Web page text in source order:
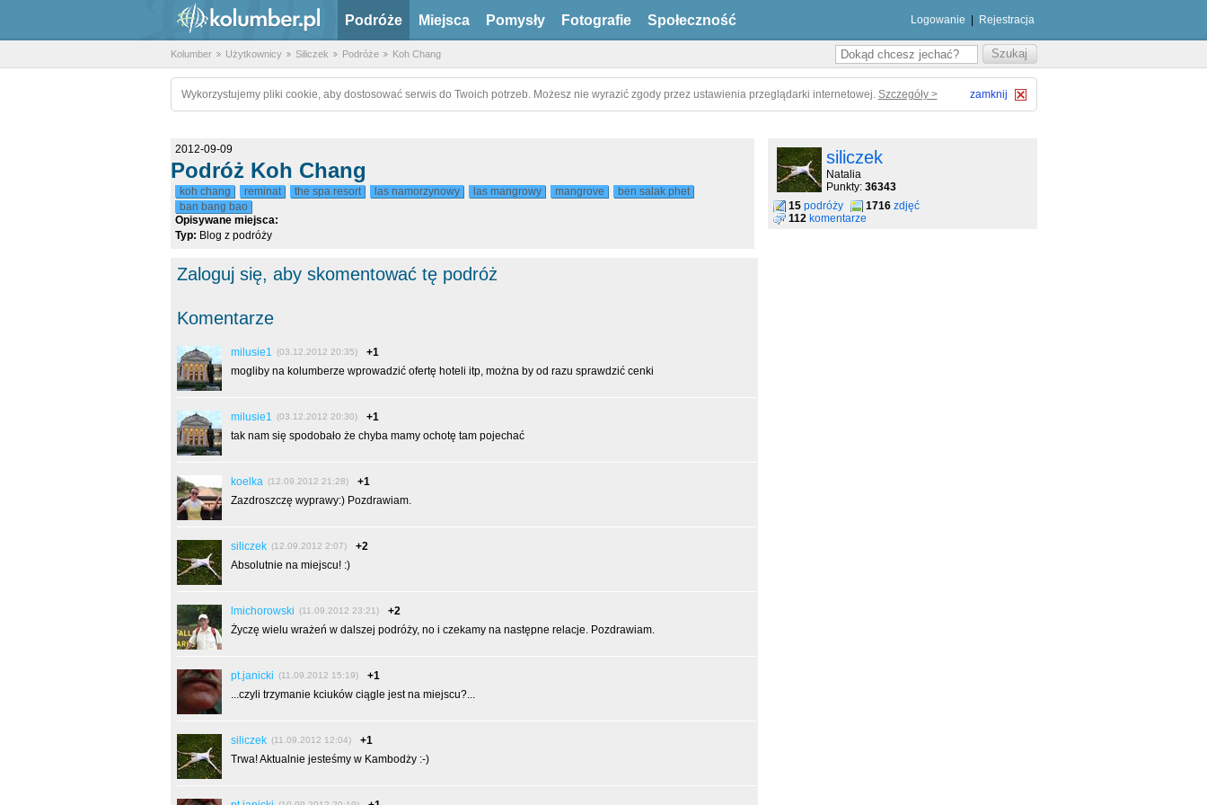
Podróże Miejsca Pomysły Fotografie Społeczność Logowanie Rejestracja
Kolumber Użytkownicy Siliczek Podróże Koh Chang
Wykorzystujemy pliki cookie, aby dostosować serwis do Twoich potrzeb. Możesz nie wyrazić zgody przez ustawienia przeglądarki internetowej. Szczegóły > zamknij
2012-09-09
Podróż Koh Chang
koh chang reminat the spa resort las namorzynowy las mangrowy mangrove
ben salak phet
ban bang bao
Opisywane miejsca:
Typ: Blog z podróży
Zaloguj się, aby skomentować tę podróż
Komentarze
milusie1 (03.12.2012 20:35)
+1
mogliby na kolumberze wprowadzić ofertę hoteli itp, można by od razu sprawdzić cenki
milusie1 (03.12.2012 20:30)
+1
tak nam się spodobało że chyba mamy ochotę tam pojechać
koelka (12.09.2012 21:28)
+1
Zazdroszczę wyprawy:) Pozdrawiam.
siliczek (12.09.2012 2:07)
+2
Absolutnie na miejscu! :)
lmichorowski (11.09.2012 23:21)
+2
Życzę wielu wrażeń w dalszej podróży, no i czekamy na następne relacje. Pozdrawiam.
pt.janicki (11.09.2012 15:19)
+1
...czyli trzymanie kciuków ciągle jest na miejscu?...
siliczek (11.09.2012 12:04)
+1
Trwa! Aktualnie jesteśmy w Kambodży :-)
siliczek
Natalia
Punkty: 36343
15 podróży 1716 zdjęć
112 komentarze